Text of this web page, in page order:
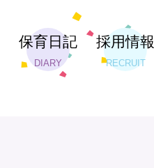
保育日記
DIARY
採用情報
RECRUIT